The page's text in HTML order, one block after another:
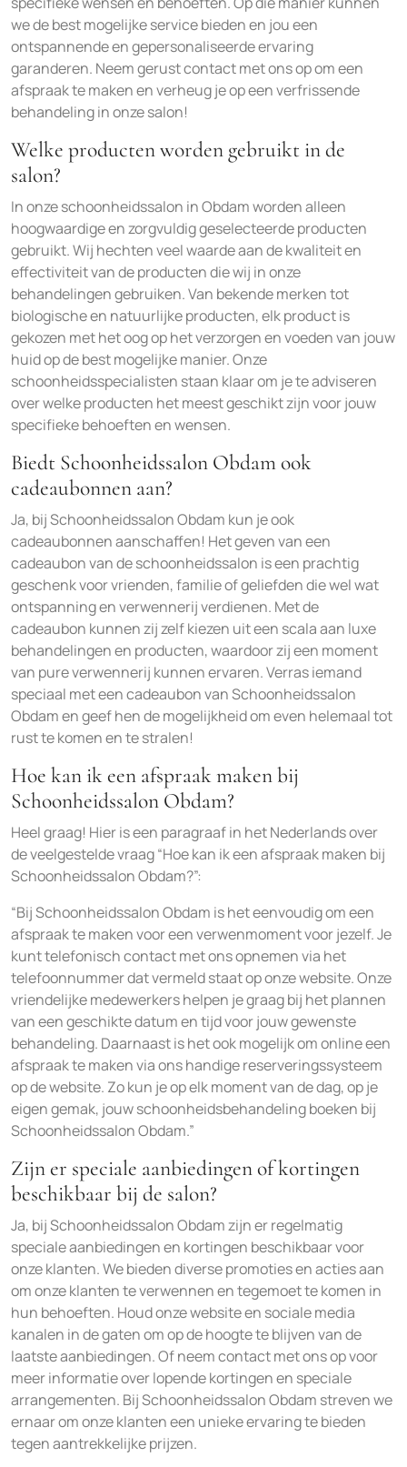
we de best mogelijke service bieden en jou een
ontspannende en gepersonaliseerde ervaring
garanderen. Neem gerust contact met ons op om een
afspraak te maken en verheug je op een verfrissende
behandeling in onze salon!
Welke producten worden gebruikt in de
salon?
In onze schoonheidssalon in Obdam worden alleen
hoogwaardige en zorgvuldig geselecteerde producten
gebruikt. Wij hechten veel waarde aan de kwaliteit en
effectiviteit van de producten die wij in onze
behandelingen gebruiken. Van bekende merken tot
biologische en natuurlijke producten, elk product is
gekozen met het oog op het verzorgen en voeden van jouw
huid op de best mogelijke manier. Onze
schoonheidsspecialisten staan klaar om je te adviseren
over welke producten het meest geschikt zijn voor jouw
specifieke behoeften en wensen.
Biedt Schoonheidssalon Obdam ook
cadeaubonnen aan?
Ja, bij Schoonheidssalon Obdam kun je ook
cadeaubonnen aanschaffen! Het geven van een
cadeaubon van de schoonheidssalon is een prachtig
geschenk voor vrienden, familie of geliefden die wel wat
ontspanning en verwennerij verdienen. Met de
cadeaubon kunnen zij zelf kiezen uit een scala aan luxe
behandelingen en producten, waardoor zij een moment
van pure verwennerij kunnen ervaren. Verras iemand
speciaal met een cadeaubon van Schoonheidssalon
Obdam en geef hen de mogelijkheid om even helemaal tot
rust te komen en te stralen!
Hoe kan ik een afspraak maken bij
Schoonheidssalon Obdam?
Heel graag! Hier is een paragraaf in het Nederlands over
de veelgestelde vraag “Hoe kan ik een afspraak maken bij
Schoonheidssalon Obdam?”:
“Bij Schoonheidssalon Obdam is het eenvoudig om een
afspraak te maken voor een verwenmoment voor jezelf. Je
kunt telefonisch contact met ons opnemen via het
telefoonnummer dat vermeld staat op onze website. Onze
vriendelijke medewerkers helpen je graag bij het plannen
van een geschikte datum en tijd voor jouw gewenste
behandeling. Daarnaast is het ook mogelijk om online een
afspraak te maken via ons handige reserveringssysteem
op de website. Zo kun je op elk moment van de dag, op je
eigen gemak, jouw schoonheidsbehandeling boeken bij
Schoonheidssalon Obdam.”
Zijn er speciale aanbiedingen of kortingen
beschikbaar bij de salon?
Ja, bij Schoonheidssalon Obdam zijn er regelmatig
speciale aanbiedingen en kortingen beschikbaar voor
onze klanten. We bieden diverse promoties en acties aan
om onze klanten te verwennen en tegemoet te komen in
hun behoeften. Houd onze website en sociale media
kanalen in de gaten om op de hoogte te blijven van de
laatste aanbiedingen. Of neem contact met ons op voor
meer informatie over lopende kortingen en speciale
arrangementen. Bij Schoonheidssalon Obdam streven we
ernaar om onze klanten een unieke ervaring te bieden
tegen aantrekkelijke prijzen.